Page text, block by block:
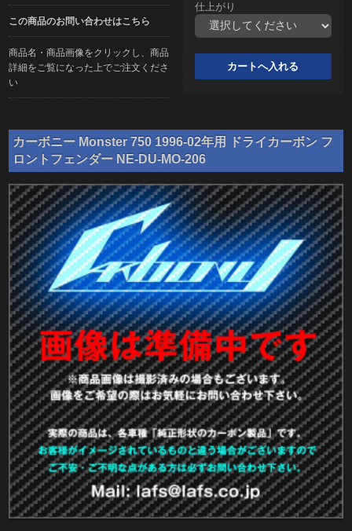
この商品のお問い合わせはこちら
商品名・商品画像をクリックし、商品
詳細をご覧になった上でご注文くださ
い
仕上がり
カーボニー Monster 750 1996-02年用 ドライカーボン フ
ロントフェンダー NE-DU-MO-206